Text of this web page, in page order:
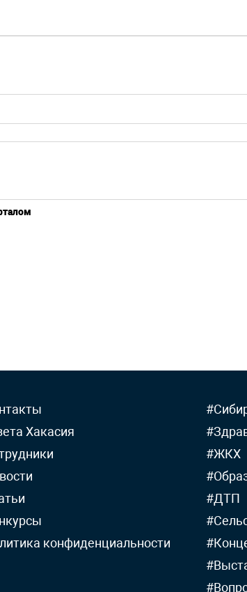
Хакасия
конфиденциальности
#ЖКХ
#ДТП